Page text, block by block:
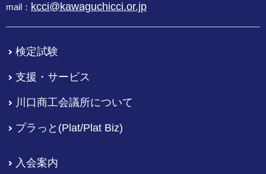
mail： kcci@kawaguchicci.or.jp
検定試験
支援・サービス
川口商工会議所について
プラっと(Plat/Plat Biz)
入会案内